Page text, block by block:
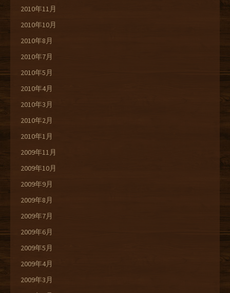
2010年11月
2010年10月
2010年8月
2010年7月
2010年5月
2010年4月
2010年3月
2010年2月
2010年1月
2009年11月
2009年10月
2009年9月
2009年8月
2009年7月
2009年6月
2009年5月
2009年4月
2009年3月